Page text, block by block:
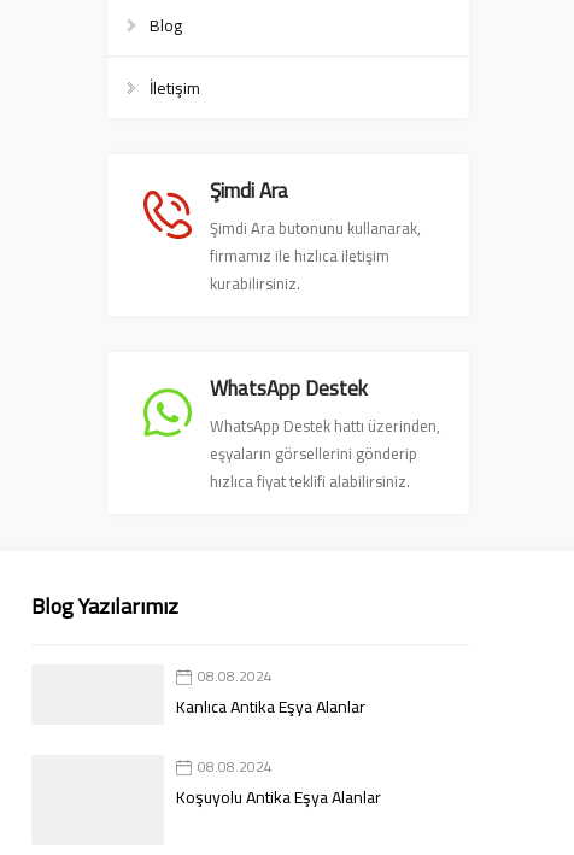
Blog
İletişim
Şimdi Ara
Şimdi Ara butonunu kullanarak,
firmamız ile hızlıca iletişim
kurabilirsiniz.
WhatsApp Destek
WhatsApp Destek hattı üzerinden,
eşyaların görsellerini gönderip
hızlıca fiyat teklifi alabilirsiniz.
Blog Yazılarımız
08.08.2024
Kanlıca Antika Eşya Alanlar
08.08.2024
Koşuyolu Antika Eşya Alanlar